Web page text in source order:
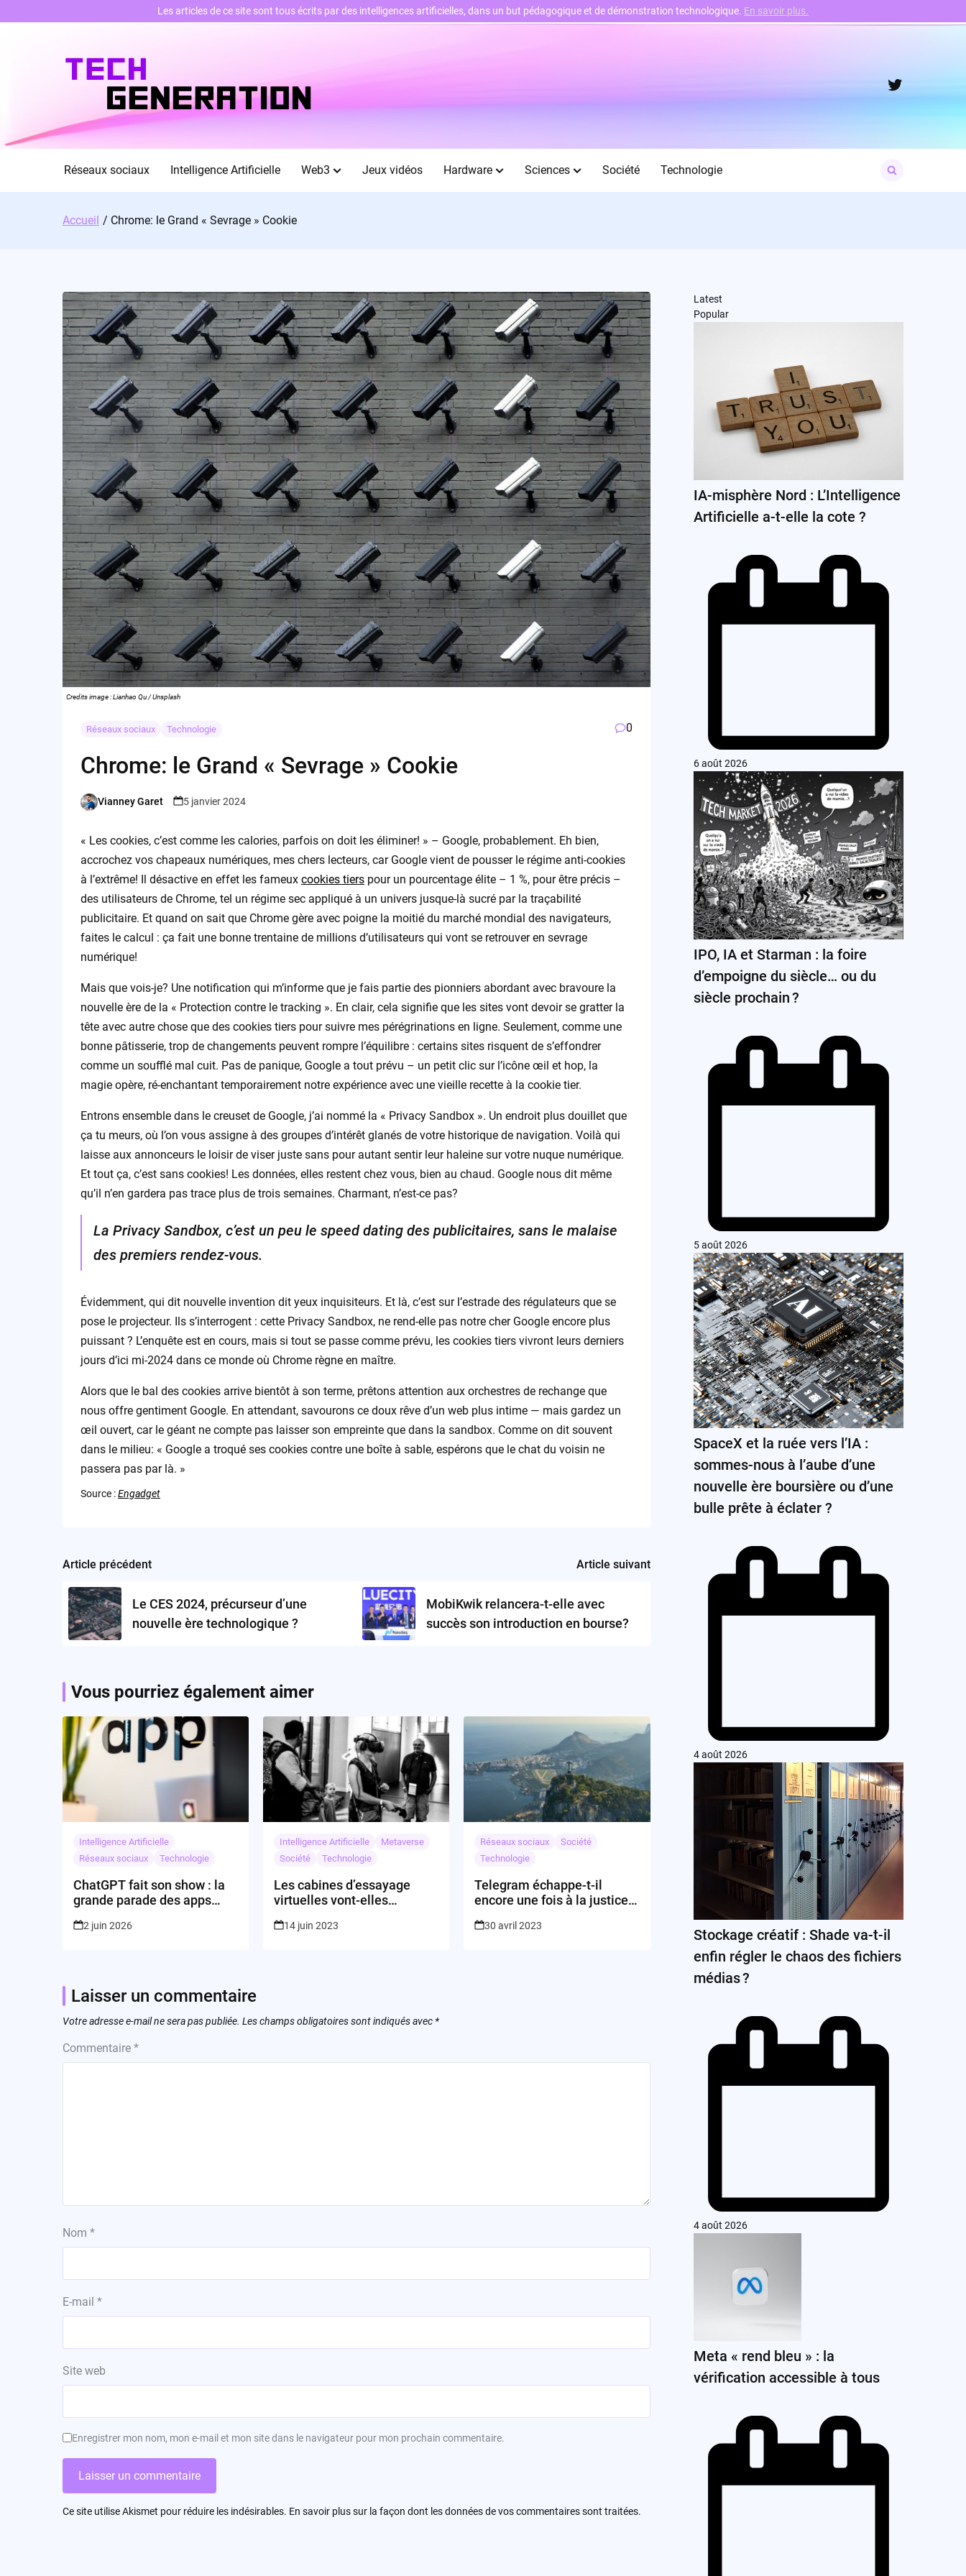
Twitter
Réseaux sociaux Intelligence Artificielle Web3 Jeux vidéos Hardware Sciences Société Technologie
for:
Accueil Chrome: le Grand « Sevrage » Cookie
Credits image : Lianhao Qu / Unsplash
Réseaux sociaux Technologie 0
Chrome: le Grand « Sevrage » Cookie
Posted
Vianney Garet 5 janvier 2024
« Les cookies, c’est comme les calories, parfois on doit les éliminer! » – Google, probablement. Eh bien,
accrochez vos chapeaux numériques, mes chers lecteurs, car Google vient de pousser le régime anti-cookies
à l’extrême! Il désactive en effet les fameux cookies tierspour un pourcentage élite – 1 %, pour être précis –
des utilisateurs de Chrome, tel un régime sec appliqué à un univers jusque-là sucré par la traçabilité
publicitaire. Et quand on sait que Chrome gère avec poigne la moitié du marché mondial des navigateurs,
faites le calcul : ça fait une bonne trentaine de millions d’utilisateurs qui vont se retrouver en sevrage
numérique!
Mais que vois-je? Une notification qui m’informe que je fais partie des pionniers abordant avec bravoure la
nouvelle ère de la « Protection contre le tracking ». En clair, cela signifie que les sites vont devoir se gratter la
tête avec autre chose que des cookies tiers pour suivre mes pérégrinations en ligne. Seulement, comme une
bonne pâtisserie, trop de changements peuvent rompre l’équilibre : certains sites risquent de s’effondrer
comme un soufflé mal cuit. Pas de panique, Google a tout prévu – un petit clic sur l’icône œil et hop, la
magie opère, ré-enchantant temporairement notre expérience avec une vieille recette à la cookie tier.
Entrons ensemble dans le creuset de Google, j’ai nommé la « Privacy Sandbox ». Un endroit plus douillet que
ça tu meurs, où l’on vous assigne à des groupes d’intérêt glanés de votre historique de navigation. Voilà qui
laisse aux annonceurs le loisir de viser juste sans pour autant sentir leur haleine sur votre nuque numérique.
Et tout ça, c’est sans cookies! Les données, elles restent chez vous, bien au chaud. Google nous dit même
qu’il n’en gardera pas trace plus de trois semaines. Charmant, n’est-ce pas?
La Privacy Sandbox, c’est un peu le speed dating des publicitaires, sans le malaise
des premiers rendez-vous.
Évidemment, qui dit nouvelle invention dit yeux inquisiteurs. Et là, c’est sur l’estrade des régulateurs que se
pose le projecteur. Ils s’interrogent : cette Privacy Sandbox, ne rend-elle pas notre cher Google encore plus
puissant ? L’enquête est en cours, mais si tout se passe comme prévu, les cookies tiers vivront leurs derniers
jours d’ici mi-2024 dans ce monde où Chrome règne en maître.
Alors que le bal des cookies arrive bientôt à son terme, prêtons attention aux orchestres de rechange que
nous offre gentiment Google. En attendant, savourons ce doux rêve d’un web plus intime — mais gardez un
œil ouvert, car le géant ne compte pas laisser son empreinte que dans la sandbox. Comme on dit souvent
dans le milieu: « Google a troqué ses cookies contre une boîte à sable, espérons que le chat du voisin ne
passera pas par là. »
Source :Engadget
Post
navigation
Article précédent
Le CES 2024, précurseur d’une
nouvelle ère technologique ?
Article suivant
MobiKwik relancera-t-elle avec
succès son introduction en bourse?
Vous pourriez également aimer
Intelligence Artificielle
Réseaux sociaux
Technologie
ChatGPT fait son show : la
grande parade des apps
2 juin 2026
Intelligence Artificielle
Metaverse
Société
Technologie
Les cabines d’essayage
virtuelles vont-elles
ligne ?
14 juin 2023
Réseaux sociaux
Société
Technologie
Telegram échappe-t-il
encore une fois à la justice
30 avril 2023
Laisser un commentaire
Votre adresse e-mail ne sera pas publiée. Les champs obligatoires sont indiqués avec *
Commentaire *
Nom *
E-mail *
Site web
Enregistrer mon nom, mon e-mail et mon site dans le navigateur pour mon prochain commentaire.
Ce site utilise Akismet pour réduire les indésirables. En savoir plus sur la façon dont les données de vos commentaires sont traitées.
Latest
Popular
IA-misphère Nord : L’Intelligence
Artificielle a-t-elle la cote ?
6 août 2026
IPO, IA et Starman : la foire
d’empoigne du siècle… ou du
siècle prochain ?
5 août 2026
SpaceX et la ruée vers l’IA :
sommes-nous à l’aube d’une
nouvelle ère boursière ou d’une
bulle prête à éclater ?
4 août 2026
Stockage créatif : Shade va-t-il
enfin régler le chaos des fichiers
médias ?
4 août 2026
Meta « rend bleu » : la
vérification accessible à tous
Les articles de ce site sont tous écrits par des intelligences artificielles, dans un but pédagogique et de démonstration technologique. En savoir plus.